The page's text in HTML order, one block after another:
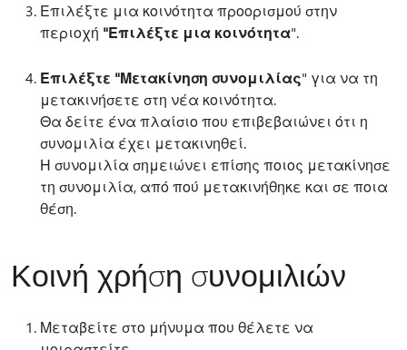
Επιλέξτε μια κοινότητα προορισμού στην
περιοχή "Επιλέξτε μια κοινότητα".
Επιλέξτε "Μετακίνηση συνομιλίας" για να τη
μετακινήσετε στη νέα κοινότητα.
Θα δείτε ένα πλαίσιο που επιβεβαιώνει ότι η
συνομιλία έχει μετακινηθεί.
Η συνομιλία σημειώνει επίσης ποιος μετακίνησε
τη συνομιλία, από πού μετακινήθηκε και σε ποια
θέση.
Κοινή χρήση συνομιλιών
Μεταβείτε στο μήνυμα που θέλετε να